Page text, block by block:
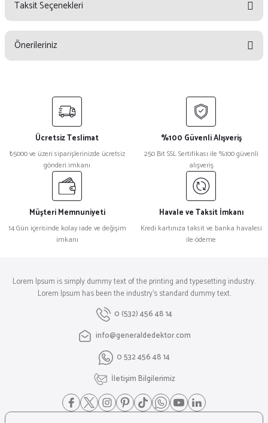
Yorum Yaz
Taksit Seçenekleri
Önerileriniz
yetersiz gördüğünüz noktaları öneri formunu kullanarak tarafımıza
Görüş ve önerileriniz için teşekkür ederiz.
Ürün resmi kalitesiz, bozuk veya görüntülenemiyor.
Ürün açıklamasında eksik bilgiler bulunuyor.
Ürün bilgilerinde hatalar bulunuyor.
Ürün fiyatı diğer sitelerden daha pahalı.
Bu ürüne benzer farklı alternatifler olmalı.
Ücretsiz Teslimat
₺5000 ve üzeri siparişlerinizde ücretsiz
gönderi imkanı
%100 Güvenli Alışveriş
250 Bit SSL Sertifikası ile %100 güvenli
alışveriş
Müşteri Memnuniyeti
14 Gün içerisinde kolay iade ve değişim
imkanı
Havale ve Taksit İmkanı
Kredi kartınıza taksit ve banka havalesi
ile ödeme
Lorem Ipsum is simply dummy text of the printing and typesetting industry.
Lorem Ipsum has been the industry's standard dummy text.
0 (532) 456 48 14
info@generaldedektor.com
0 532 456 48 14
İletişim Bilgilerimiz